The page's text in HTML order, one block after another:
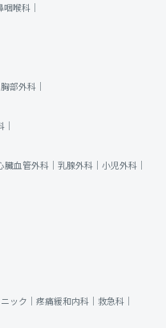
咽喉科｜
胸部外科｜
臓血管外科｜ 乳腺外科｜ 小児外科｜
ック｜ 疼痛緩和内科｜ 救急科｜